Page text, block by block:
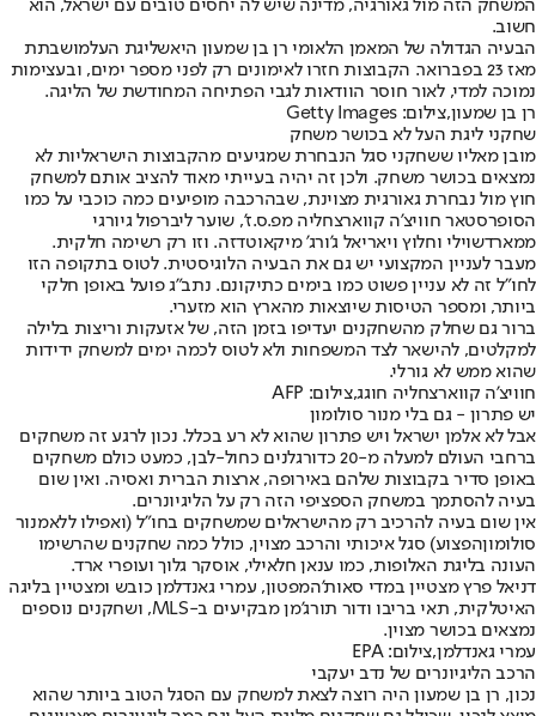
המשחק הזה מול גאורגיה, מדינה שיש לה יחסים טובים עם ישראל, הוא
חשוב.
הבעיה הגדולה של המאמן הלאומי רן בן שמעון היאשליגת העלמושבתת
מאז 23 בפברואר. הקבוצות חזרו לאימונים רק לפני מספר ימים, ובעצימות
נמוכה למדי, לאור חוסר הוודאות לגבי הפתיחה המחודשת של הליגה.
רן בן שמעון,צילום: Getty Images
שחקני ליגת העל לא בכושר משחק
מובן מאליו ששחקני סגל הנבחרת שמגיעים מהקבוצות הישראליות לא
נמצאים בכושר משחק. ולכן זה יהיה בעייתי מאוד להציב אותם למשחק
חוץ מול נבחרת גאורגית מצוינת, שבהרכבה מופיעים כמה כוכבי על כמו
הסופרסטאר חוויצ'ה קווארצחליה מפ.ס.ז', שוער ליברפול גיורגי
ממארדשוילי וחלוץ ויאריאל ג'ורג' מיקאוטדזה. וזו רק רשימה חלקית.
מעבר לעניין המקצועי יש גם את הבעיה הלוגיסטית. לטוס בתקופה הזו
לחו"ל זה לא עניין פשוט כמו בימים כתיקונם. נתב"ג פועל באופן חלקי
ביותר, ומספר הטיסות שיוצאות מהארץ הוא מזערי.
ברור גם שחלק מהשחקנים יעדיפו בזמן הזה, של אזעקות וריצות בלילה
למקלטים, להישאר לצד המשפחות ולא לטוס לכמה ימים למשחק ידידות
שהוא ממש לא גורלי.
חוויצ'ה קווארצחליה חוגג,צילום: AFP
יש פתרון - גם בלי מנור סולומון
אבל לא אלמן ישראל ויש פתרון שהוא לא רע בכלל. נכון לרגע זה משחקים
ברחבי העולם למעלה מ-20 כדורגלנים כחול-לבן, כמעט כולם משחקים
באופן סדיר בקבוצות שלהם באירופה, ארצות הברית ואסיה. ואין שום
בעיה להסתמך במשחק הספציפי הזה רק על הליגיונרים.
אין שום בעיה להרכיב רק מהישראלים שמשחקים בחו"ל (ואפילו ללאמנור
סולומוןהפצוע) סגל איכותי והרכב מצוין, כולל כמה שחקנים שהרשימו
העונה בליגת האלופות, כמו ענאן חלאילי, אוסקר גלוך ועופרי ארד.
דניאל פרץ מצטיין במדי סאות'המפטון, עמרי גאנדלמן כובש ומצטיין בליגה
האיטלקית, תאי בריבו ודור תורג'מן מבקיעים ב-MLS, ושחקנים נוספים
נמצאים בכושר מצוין.
עמרי גאנדלמן,צילום: EPA
הרכב הליגיונרים של נדב יעקבי
נכון, רן בן שמעון היה רוצה לצאת למשחק עם הסגל הטוב ביותר שהוא